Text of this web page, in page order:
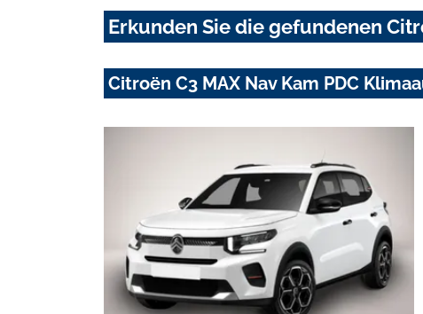
Erkunden Sie die gefundenen
Citroën C3 MAX Nav Kam PDC